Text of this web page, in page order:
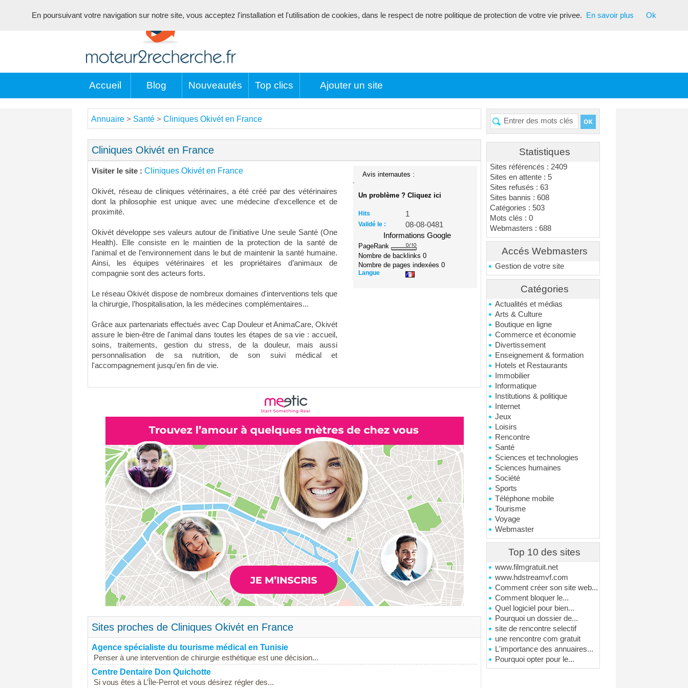
Accueil Blog Nouveautés Top clics Ajouter un site
Statistiques
Sites référencés : 2409
Sites en attente : 5
Sites refusés : 63
Sites bannis : 608
Catégories : 503
Mots clés : 0
Webmasters : 688
Accés Webmasters
Gestion de votre site
Catégories
Actualités et médias
Arts & Culture
Boutique en ligne
Commerce et économie
Divertissement
Enseignement & formation
Hotels et Restaurants
Immobilier
Informatique
Institutions & politique
Internet
Jeux
Loisirs
Rencontre
Santé
Sciences et technologies
Sciences humaines
Société
Sports
Téléphone mobile
Tourisme
Voyage
Webmaster
Top 10 des sites
www.filmgratuit.net
www.hdstreamvf.com
Comment créer son site web...
Comment bloquer le...
Quel logiciel pour bien...
Pourquoi un dossier de...
site de rencontre selectif
une rencontre com gratuit
L'importance des annuaires...
Pourquoi opter pour le...
Annuaire > Santé > Cliniques Okivét en France
Cliniques Okivét en France
Visiter le site : Cliniques Okivét en France
Okivét, réseau de cliniques vétérinaires, a été créé par des vétérinaires
dont la philosophie est unique avec une médecine d’excellence et de
proximité.
Okivét développe ses valeurs autour de l’initiative Une seule Santé (One
Health). Elle consiste en le maintien de la protection de la santé de
l’animal et de l’environnement dans le but de maintenir la santé humaine.
Ainsi, les équipes vétérinaires et les propriétaires d’animaux de
compagnie sont des acteurs forts.
Le réseau Okivét dispose de nombreux domaines d'interventions tels que
la chirurgie, l’hospitalisation, la les médecines complémentaires...
Grâce aux partenariats effectués avec Cap Douleur et AnimaCare, Okivét
assure le bien-être de l'animal dans toutes les étapes de sa vie : accueil,
soins, traitements, gestion du stress, de la douleur, mais aussi
personnalisation de sa nutrition, de son suivi médical et
l'accompagnement jusqu’en fin de vie.
Avis internautes :
Un problème ? Cliquez ici
Hits 1
Validé le :
08-08-0481
Informations Google
PageRank
Nombre de backlinks0
Nombre de pages indexées0
Langue
Sites proches de Cliniques Okivét en France
Agence spécialiste du tourisme médical en Tunisie
Penser à une intervention de chirurgie esthétique est une décision...
Centre Dentaire Don Quichotte
Si vous êtes à L’Île-Perrot et vous désirez régler des...
En poursuivant votre navigation sur notre site, vous acceptez l'installation et l'utilisation de cookies, dans le respect de notre politique de protection de votre vie privee. En savoir plus Ok